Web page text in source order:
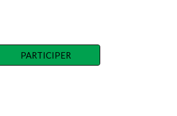
PARTICIPER